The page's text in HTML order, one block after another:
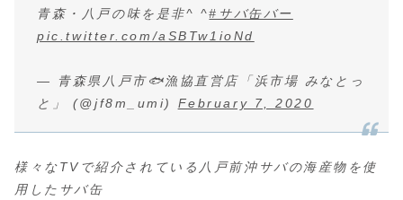
青森・八戸の味を是非^ ^#サバ缶バー
pic.twitter.com/aSBTw1ioNd
— 青森県八戸市🐟漁協直営店「浜市場 みなとっ
と」 (@jf8m_umi) February 7, 2020
様々なTVで紹介されている八戸前沖サバの海産物を使
用したサバ缶